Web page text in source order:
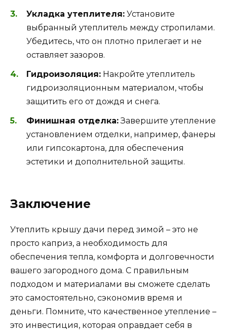
Укладка утеплителя: Установите
выбранный утеплитель между стропилами.
Убедитесь, что он плотно прилегает и не
оставляет зазоров.
Гидроизоляция: Накройте утеплитель
гидроизоляционным материалом, чтобы
защитить его от дождя и снега.
Финишная отделка:Завершите утепление
установлением отделки, например, фанеры
или гипсокартона, для обеспечения
эстетики и дополнительной защиты.
Заключение
Утеплить крышу дачи перед зимой – это не
просто каприз, а необходимость для
обеспечения тепла, комфорта и долговечности
вашего загородного дома. С правильным
подходом и материалами вы сможете сделать
это самостоятельно, сэкономив время и
деньги. Помните, что качественное утепление –
это инвестиция, которая оправдает себя в